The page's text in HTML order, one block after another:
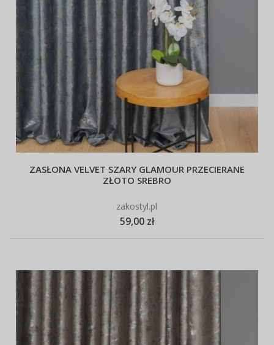
ZASŁONA VELVET SZARY GLAMOUR PRZECIERANE
ZŁOTO SREBRO
zakostyl.pl
59,00 zł